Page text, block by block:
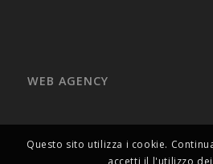
WEB AGENCY
Questo sito utilizza i cookie.